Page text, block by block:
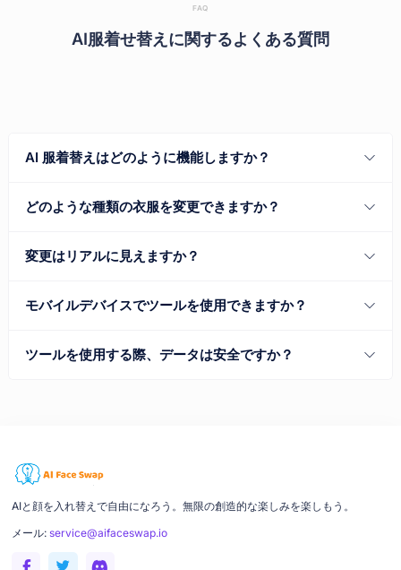
FAQ
AI服着せ替えに関するよくある質問
AI 服着替えはどのように機能しますか？
どのような種類の衣服を変更できますか？
変更はリアルに見えますか？
モバイルデバイスでツールを使用できますか？
ツールを使用する際、データは安全ですか？
AIと顔を入れ替えで自由になろう。無限の創造的な楽しみを楽しもう。
メール: service@aifaceswap.io